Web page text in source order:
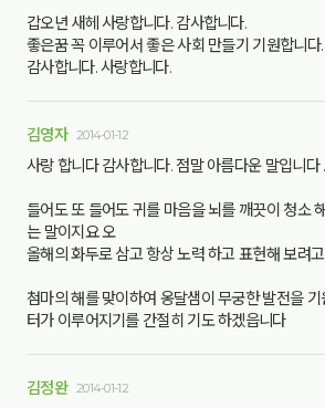
갑오년 새헤 사랑합니다. 감사합니다.
좋은꿈 꼭 이루어서 좋은 사회 만들기 기원합니다.
감사합니다. 사랑합니다.
김영자 2014-01-12
사랑 합니다 감사합니다. 점말 아름다운 말입니다 .
들어도 또 들어도 귀를 마음을 뇌를 깨끗이 청소
는 말이지요 오
올해의 화두로 삼고 항상 노력 하고 표현해 보려
첨마의 해를 맞이하여 옹달샘이 무궁한 발전을
터가 이루어지기를 간절히 기도 하겠읍니다
김정완 2014-01-12